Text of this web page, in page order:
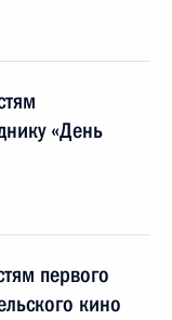
«День
первого
кино